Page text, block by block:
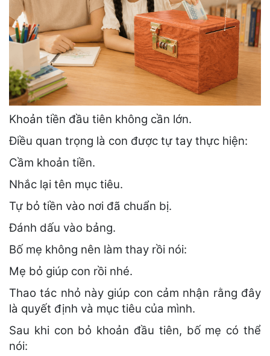
Khoản tiền đầu tiên không cần lớn.
Điều quan trọng là con được tự tay thực hiện:
Cầm khoản tiền.
Nhắc lại tên mục tiêu.
Tự bỏ tiền vào nơi đã chuẩn bị.
Đánh dấu vào bảng.
Bố mẹ không nên làm thay rồi nói:
Mẹ bỏ giúp con rồi nhé.
Thao tác nhỏ này giúp con cảm nhận rằng đây
là quyết định và mục tiêu của mình.
Sau khi con bỏ khoản đầu tiên, bố mẹ có thể
nói: